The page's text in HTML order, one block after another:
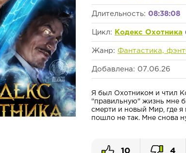
Длительность: 08:38:08
Цикл: Кодекс Охотника
Жанр: Фантастика,
Добавлена: 07.06.26
Я был Охотником и чтил
"правильную" жизнь мне
смерти и новый Мир, где я
пошло не так. Мне снова
10 4